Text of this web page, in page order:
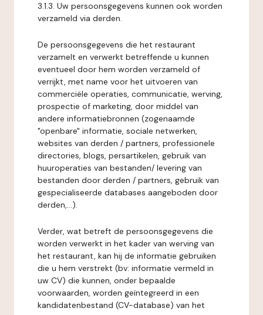
3.1.3. Uw persoonsgegevens kunnen ook worden
verzameld via derden.
De persoonsgegevens die het restaurant
verzamelt en verwerkt betreffende u kunnen
eventueel door hem worden verzameld of
verrijkt, met name voor het uitvoeren van
commerciële operaties, communicatie, werving,
prospectie of marketing, door middel van
andere informatiebronnen (zogenaamde
"openbare" informatie, sociale netwerken,
websites van derden / partners, professionele
directories, blogs, persartikelen, gebruik van
huuroperaties van bestanden/ levering van
bestanden door derden / partners, gebruik van
gespecialiseerde databases aangeboden door
derden,...).
Verder, wat betreft de persoonsgegevens die
worden verwerkt in het kader van werving van
het restaurant, kan hij de informatie gebruiken
die u hem verstrekt (bv: informatie vermeld in
uw CV) die kunnen, onder bepaalde
voorwaarden, worden geïntegreerd in een
kandidatenbestand (CV-database) van het